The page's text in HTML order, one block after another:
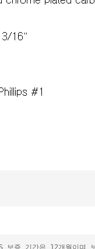
증 기간은 12개월이며